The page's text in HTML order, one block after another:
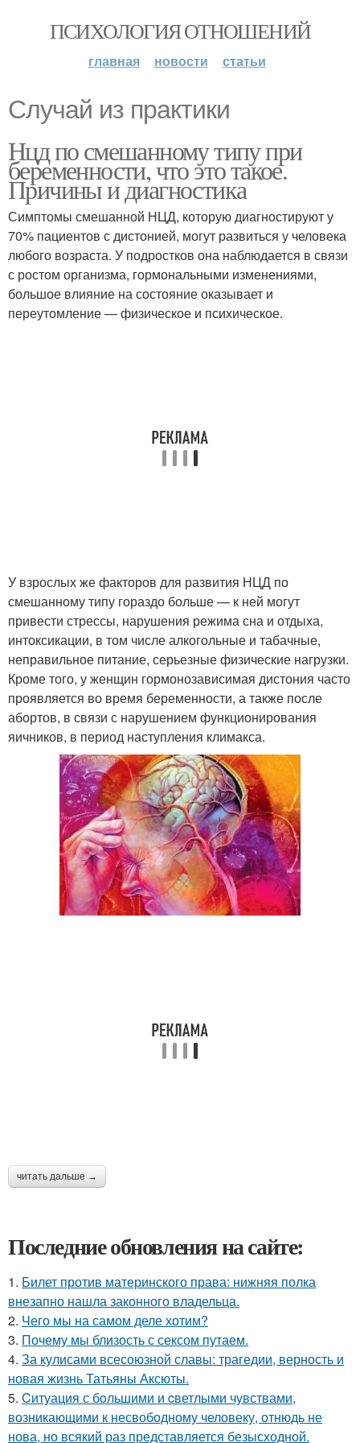
ПСИХОЛОГИЯ ОТНОШЕНИЙ
главная новости статьи
Случай из практики
Нцд по смешанному типу при
беременности, что это такое.
Причины и диагностика
Симптомы смешанной НЦД, которую диагностируют у
70% пациентов с дистонией, могут развиться у человека
любого возраста. У подростков она наблюдается в связи
с ростом организма, гормональными изменениями,
большое влияние на состояние оказывает и
переутомление — физическое и психическое.
У взрослых же факторов для развития НЦД по
смешанному типу гораздо больше — к ней могут
привести стрессы, нарушения режима сна и отдыха,
интоксикации, в том числе алкогольные и табачные,
неправильное питание, серьезные физические нагрузки.
Кроме того, у женщин гормонозависимая дистония часто
проявляется во время беременности, а также после
абортов, в связи с нарушением функционирования
яичников, в период наступления климакса.
читать дальше →
Последние обновления на сайте:
1. Билет против материнского права: нижняя полка
внезапно нашла законного владельца.
2. Чего мы на самом деле хотим?
3. Почему мы близость с сексом путаем.
4. За кулисами всесоюзной славы: трагедии, верность и
новая жизнь Татьяны Аксюты.
5. Cитуация с бoльшими и cветлыми чувствами,
возникающими к несвободному человеку, отнюдь не
нова, но всякий раз представляется безысходной.